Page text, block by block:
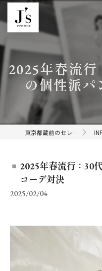
2025年春流
の個性派
東京都蔵前のセレクトショップならJ's
2025年春流行：30
コーデ対決
2025/02/04